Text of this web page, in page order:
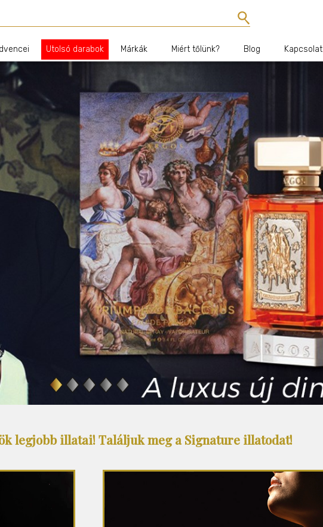
Utolsó darabok Márkák Miért tőlünk? Blog Kapcsolat
legjobb illatai! Találjuk meg a Signature illatodat!